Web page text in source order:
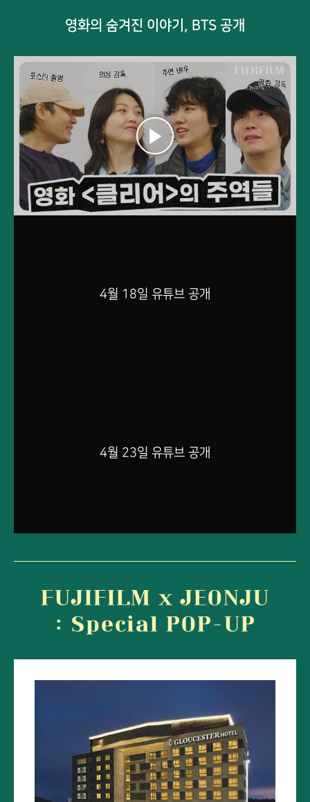
영화의 숨겨진 이야기, BTS 공개
유
튜
브
바
로
4월 18일 유튜브 공개
4월 23일 유튜브 공개
FUJIFILM x JEONJU
: Special POP-UP